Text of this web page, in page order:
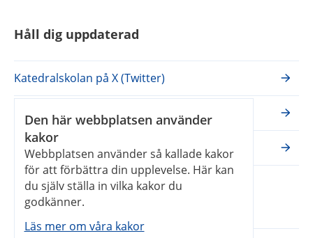
Den här webbplatsen använder
kakor
Webbplatsen använder så kallade kakor
för att förbättra din upplevelse. Här kan
du själv ställa in vilka kakor du
godkänner.
Läs mer om våra kakor
Håll dig uppdaterad
Katedralskolan på X (Twitter)
Katedralskolan på Facebook
Katedralskolan på Instagram
Våra webbplatser